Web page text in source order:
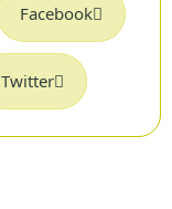
Facebook
Twitter